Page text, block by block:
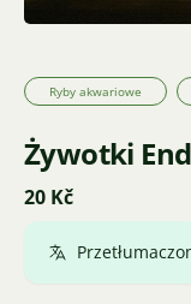
Ryby akwariowe
Żywotki
20 Kč